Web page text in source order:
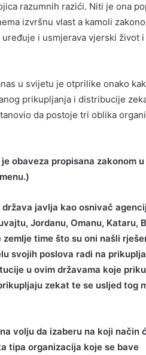
razumnih razići. Niti je ona
izvršnu vlast a kamoli
i usmjerava vjerski život
u svijetu je otprilike onako
prikupljanja i distribucije
da postoje tri oblika
obaveza propisana zakonom
javlja kao osnivač
Jordanu, Omanu, Kataru,
time što su oni našli
svojih poslova radi na
u ovim državama koje
zekat te se usljed tog
volju da izaberu na koji način
tipa organizacija koje se bave